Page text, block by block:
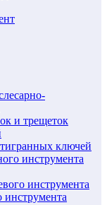
и трещеток
ключей
инструмента
инструмента
инструмента